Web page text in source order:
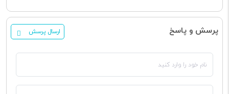
پرسش و پاسخ ارسال پرسش